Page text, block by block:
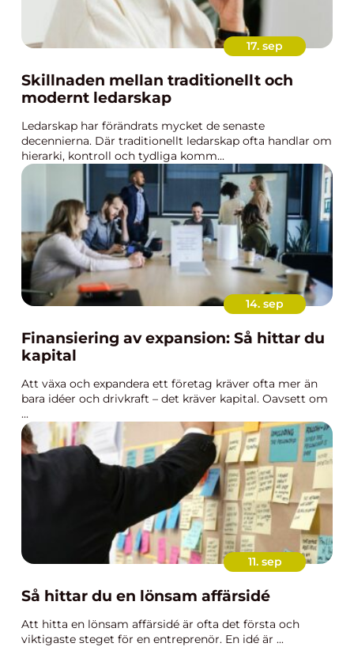
17. sep
Skillnaden mellan traditionellt och
modernt ledarskap
Ledarskap har förändrats mycket de senaste
decennierna. Där traditionellt ledarskap ofta handlar om
hierarki, kontroll och tydliga komm...
14. sep
Finansiering av expansion: Så hittar du
kapital
Att växa och expandera ett företag kräver ofta mer än
bara idéer och drivkraft – det kräver kapital. Oavsett om
...
11. sep
Så hittar du en lönsam affärsidé
Att hitta en lönsam affärsidé är ofta det första och
viktigaste steget för en entreprenör. En idé är ...